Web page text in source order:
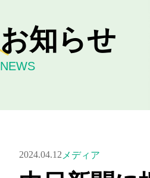
お知らせ
NEWS
2024.04.12 メディア